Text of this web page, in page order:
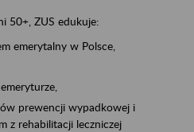
50+, ZUS edukuje:
emerytalny w Polsce,
prewencji wypadkowej i
z rehabilitacji leczniczej